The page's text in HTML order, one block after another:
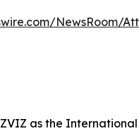
NewsRoom/
as the